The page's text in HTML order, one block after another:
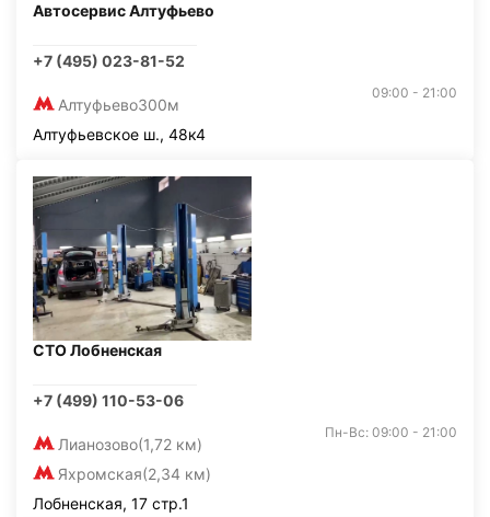
Автосервис Алтуфьево
+7 (495) 023-81-52
Алтуфьево300м
09:00 - 21:00
Алтуфьевское ш., 48к4
СТО Лобненская
+7 (499) 110-53-06
Лианозово(1,72 км)
Яхромская(2,34 км)
Пн-Вс: 09:00 - 21:00
Лобненская, 17 стр.1